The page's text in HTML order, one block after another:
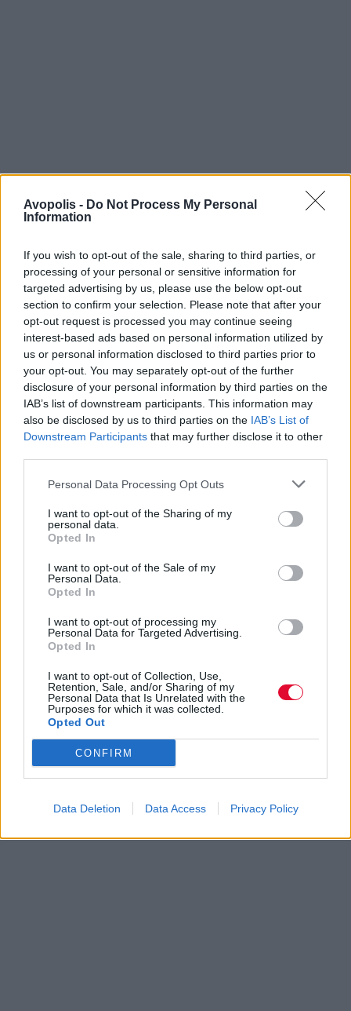
Avopolis - Do Not Process My Personal
Information
If you wish to opt-out of the sale, sharing to third parties, or
processing of your personal or sensitive information for
targeted advertising by us, please use the below opt-out
section to confirm your selection. Please note that after your
opt-out request is processed you may continue seeing
interest-based ads based on personal information utilized by
us or personal information disclosed to third parties prior to
your opt-out. You may separately opt-out of the further
disclosure of your personal information by third parties on the
IAB’s list of downstream participants. This information may
also be disclosed by us to third parties on the IAB’s List of
Downstream Participants that may further disclose it to other
Personal Data Processing Opt Outs
I want to opt-out of the Sharing of my
personal data.
Opted In
I want to opt-out of the Sale of my
Personal Data.
Opted In
I want to opt-out of processing my
Personal Data for Targeted Advertising.
Opted In
I want to opt-out of Collection, Use,
Retention, Sale, and/or Sharing of my
Personal Data that Is Unrelated with the
Purposes for which it was collected.
Opted Out
CONFIRM
Data Deletion Data Access Privacy Policy